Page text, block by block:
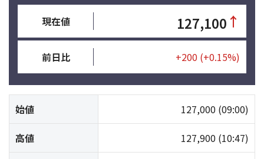
現在値 127,100 ↑
前日比 +200 (+0.15%)
始値 127,000 (09:00)
高値 127,900 (10:47)